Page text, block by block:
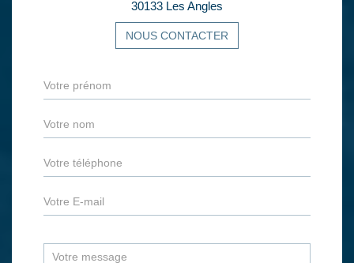
30133 Les Angles
NOUS CONTACTER